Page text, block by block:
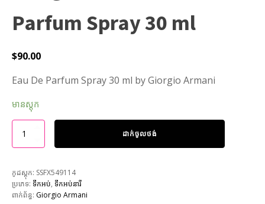
Parfum Spray 30 ml
$90.00
Eau De Parfum Spray 30 ml by Giorgio Armani
មានស្តុក
ដាក់ចូលថង់
កូដស្តុក: SSFX549114
ប្រភេទ: ទឹកអប់, ទឹកអប់នារី
ពាក់ព័ន្ធ: Giorgio Armani